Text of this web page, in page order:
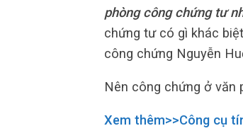
phòng công chứng tư
chứng tư có gì khác
công chứng Nguyễn
Nên công chứng ở văn
Xem thêm>>Công cụ